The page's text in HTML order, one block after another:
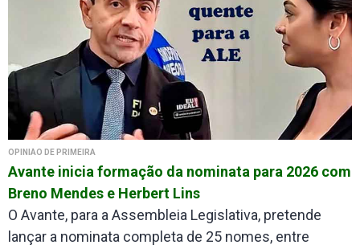
OPINIÃO DE PRIMEIRA
Avante inicia formação da nominata para 2026 com
Breno Mendes e Herbert Lins
O Avante, para a Assembleia Legislativa, pretende
lançar a nominata completa de 25 nomes, entre